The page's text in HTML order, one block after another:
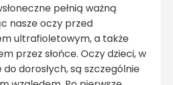
pełnią ważną
nasze oczy przed
ultrafioletowym, a także
przez słońce. Oczy dzieci, w
dorosłych, są szczególnie